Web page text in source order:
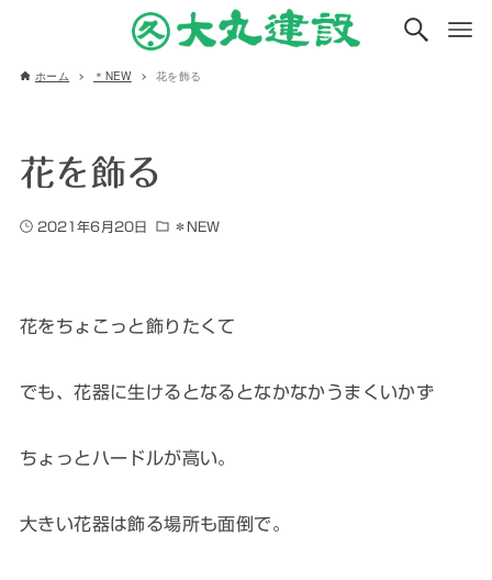
ホーム ＊NEW 花を飾る
花を飾る
2021年6月20日 ＊NEW
花をちょこっと飾りたくて
でも、花器に生けるとなるとなかなかうまくいかず
ちょっとハードルが高い。
大きい花器は飾る場所も面倒で。